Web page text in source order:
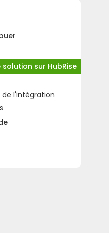
sur HubRise
l'intégration